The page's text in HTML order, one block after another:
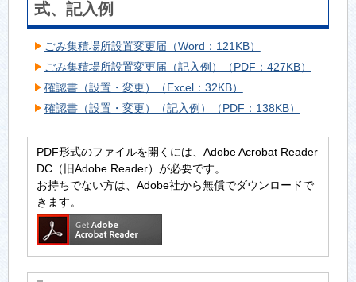
式、記入例
ごみ集積場所設置変更届（Word：121KB）
ごみ集積場所設置変更届（記入例）（PDF：427KB）
確認書（設置・変更）（Excel：32KB）
確認書（設置・変更）（記入例）（PDF：138KB）
PDF形式のファイルを開くには、Adobe Acrobat Reader
DC（旧Adobe Reader）が必要です。
お持ちでない方は、Adobe社から無償でダウンロードで
きます。